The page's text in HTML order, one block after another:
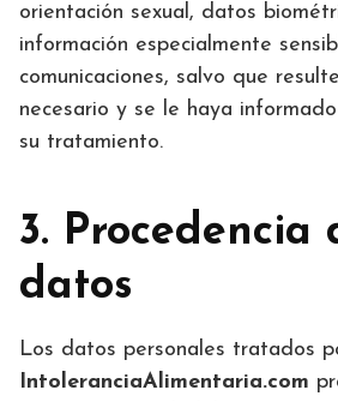
orientación sexual, datos
información especialmente
comunicaciones, salvo que
necesario y se le haya
su tratamiento.
3. Procedencia
datos
Los datos personales tratados
IntoleranciaAlimentaria.com